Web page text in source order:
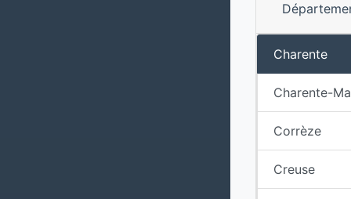
Charente
Charente-
Corrèze
Creuse